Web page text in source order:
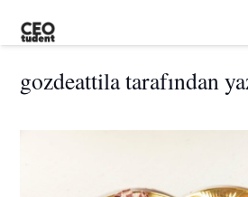
gozdeattila tarafından